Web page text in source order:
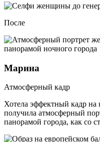
После
Марина
Атмосферный кадр
Хотела эффектный кадр
получила атмосферный
панорамой города, как со